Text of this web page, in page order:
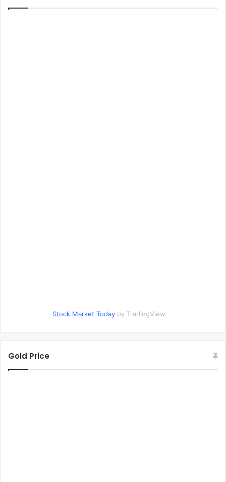
Stock Market Today by TradingView
Gold Price